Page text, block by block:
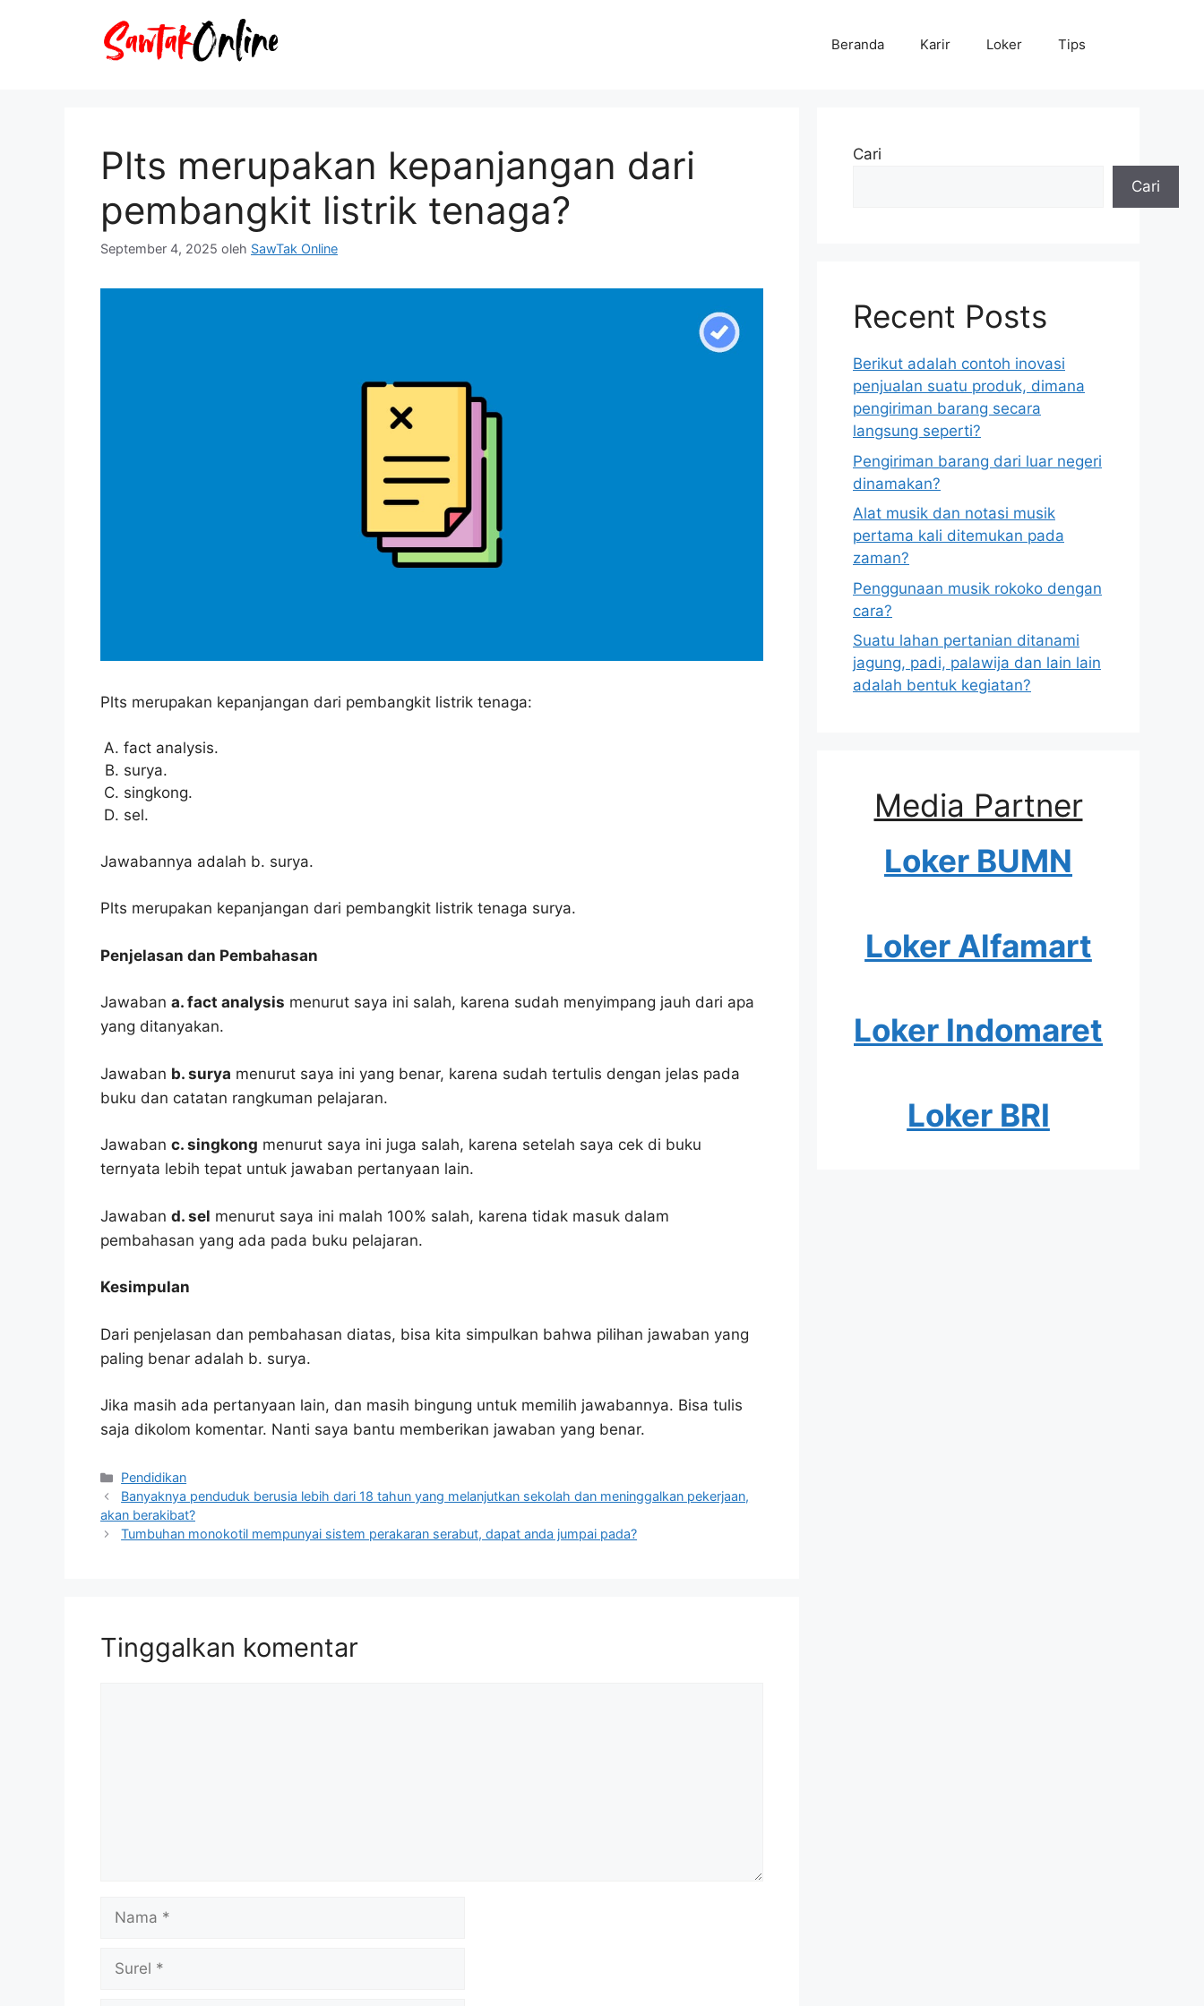
Beranda Karir Loker Tips
Plts merupakan kepanjangan dari
pembangkit listrik tenaga?
September 4, 2025 oleh SawTak Online
Plts merupakan kepanjangan dari pembangkit listrik tenaga:
fact analysis.
surya.
singkong.
sel.
Jawabannya adalah b. surya.
Plts merupakan kepanjangan dari pembangkit listrik tenaga surya.
Penjelasan dan Pembahasan
Jawaban a. fact analysis menurut saya ini salah, karena sudah menyimpang jauh dari apa
yang ditanyakan.
Jawaban b. surya menurut saya ini yang benar, karena sudah tertulis dengan jelas pada
buku dan catatan rangkuman pelajaran.
Jawaban c. singkong menurut saya ini juga salah, karena setelah saya cek di buku
ternyata lebih tepat untuk jawaban pertanyaan lain.
Jawaban d. sel menurut saya ini malah 100% salah, karena tidak masuk dalam
pembahasan yang ada pada buku pelajaran.
Kesimpulan
Dari penjelasan dan pembahasan diatas, bisa kita simpulkan bahwa pilihan jawaban yang
paling benar adalah b. surya.
Jika masih ada pertanyaan lain, dan masih bingung untuk memilih jawabannya. Bisa tulis
saja dikolom komentar. Nanti saya bantu memberikan jawaban yang benar.
Kategori
Pendidikan
Banyaknya penduduk berusia lebih dari 18 tahun yang melanjutkan sekolah dan meninggalkan pekerjaan,
akan berakibat?
Tumbuhan monokotil mempunyai sistem perakaran serabut, dapat anda jumpai pada?
Tinggalkan komentar
Nama
Surel
Cari
Cari
Recent Posts
Berikut adalah contoh inovasi
penjualan suatu produk, dimana
pengiriman barang secara
langsung seperti?
Pengiriman barang dari luar negeri
dinamakan?
Alat musik dan notasi musik
pertama kali ditemukan pada
zaman?
Penggunaan musik rokoko dengan
cara?
Suatu lahan pertanian ditanami
jagung, padi, palawija dan lain lain
adalah bentuk kegiatan?
Media Partner
Loker BUMN
Loker Alfamart
Loker Indomaret
Loker BRI